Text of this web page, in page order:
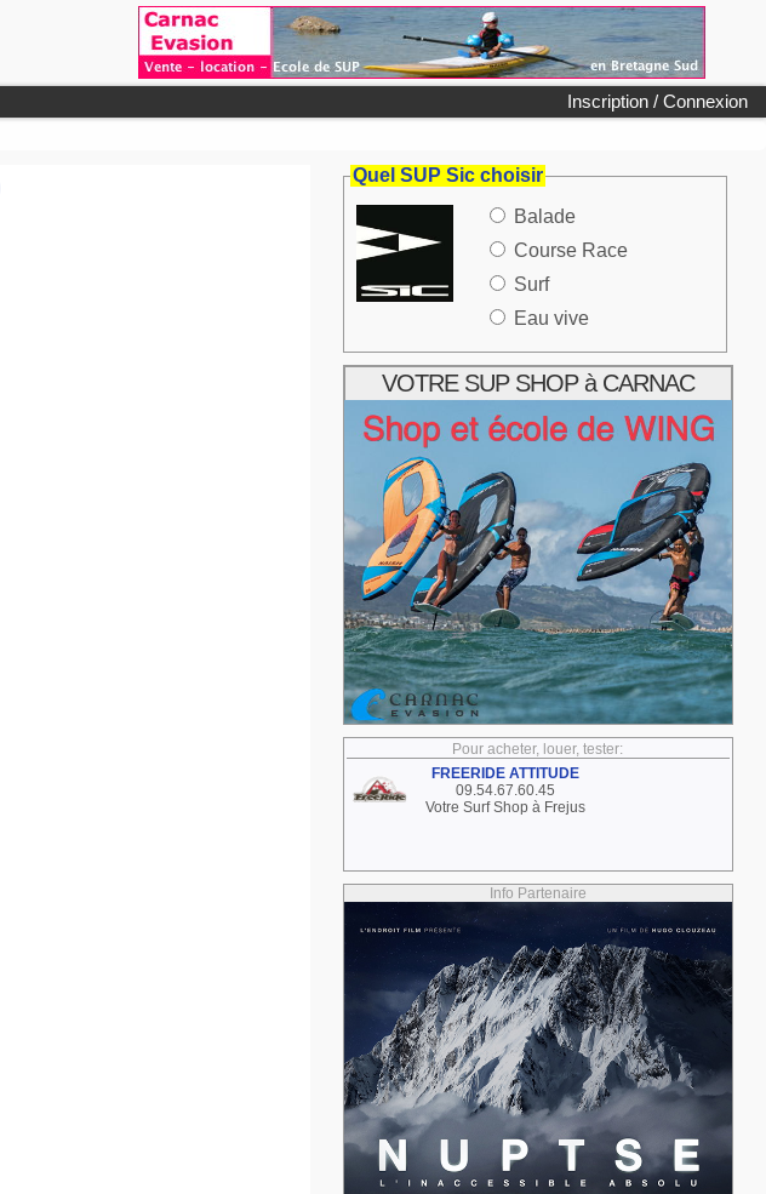
Inscription / Connexion
Quel SUP Sic choisir
Balade
Course Race
Surf
Eau vive
VOTRE SUP SHOP à CARNAC
Pour acheter, louer, tester:
FREERIDE ATTITUDE
09.54.67.60.45
Votre Surf Shop à Frejus
Info Partenaire